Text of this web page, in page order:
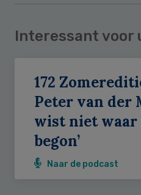
Interessant voor
172
Peter van der
wist niet waar
begon’
Naar de podcast